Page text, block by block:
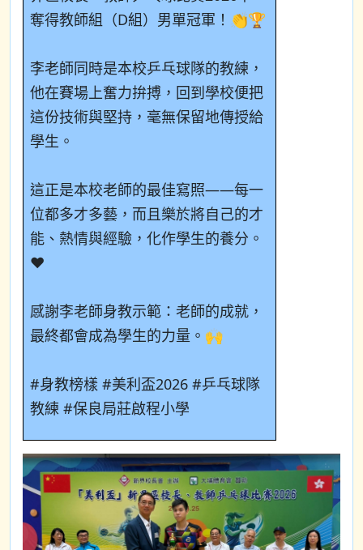
奪得教師組（D組）男單冠軍！ 👏🏆
李老師同時是本校乒乓球隊的教練，
他在賽場上奮力拚搏，回到學校便把
這份技術與堅持，毫無保留地傳授給
學生。
這正是本校老師的最佳寫照——每一
位都多才多藝，而且樂於將自己的才
能、熱情與經驗，化作學生的養分。
❤️
感謝李老師身教示範：老師的成就，
最終都會成為學生的力量。 🙌
#身教榜樣 #美利盃2026 #乒乓球隊
教練 #保良局莊啟程小學